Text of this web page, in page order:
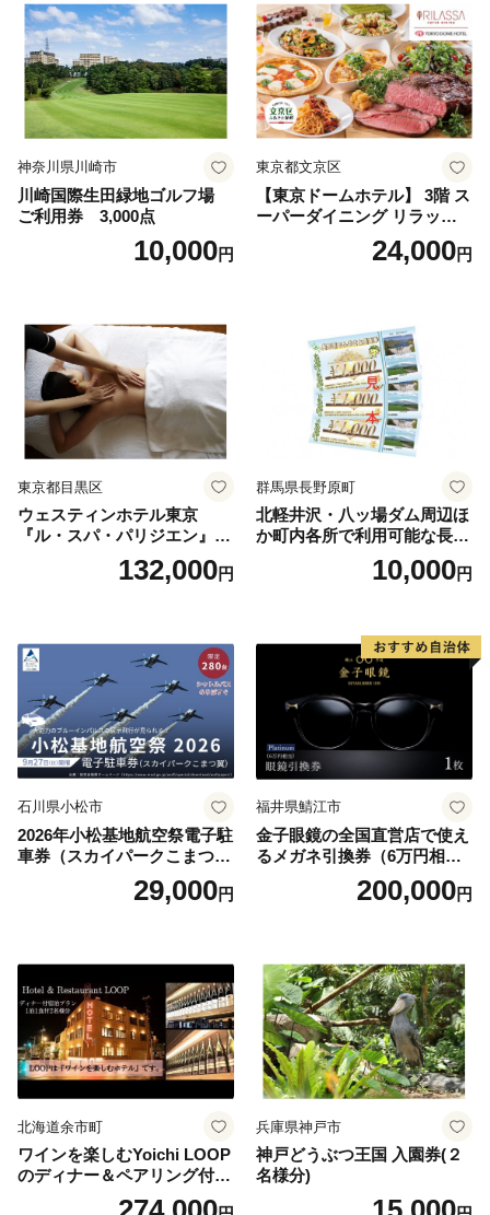
神奈川県川崎市
川崎国際生田緑地ゴルフ場
ご利用券 3,000点
10,000円
東京都文京区
【東京ドームホテル】 3階 ス
ーパーダイニング リラッサ
ランチブッフェ お食事券 大
人1名様分 関東 東京 ご利用
24,000円
東京都目黒区
ウェスティンホテル東京
『ル・スパ・パリジエン』選
べるボディセラピー90分/1名
132,000円
群馬県長野原町
北軽井沢・八ッ場ダム周辺ほ
か町内各所で利用可能な長野
原町ふるさと感謝券（3,000
円分）【トラベル 観光 旅行
10,000円
石川県小松市
2026年小松基地航空祭電子駐
車券（スカイパークこまつ
翼） 駐車場 シャトルバスの
りばすぐ 石川県 小松市
29,000円
福井県鯖江市
金子眼鏡の全国直営店で使え
るメガネ引換券（6万円相
当） Platinum200,000円
北海道余市町
ワインを楽しむYoichi LOOP
のディナー＆ペアリング付宿
泊プラン＜デラックスツイン
兵庫県神戸市
神戸どうぶつ王国 入園券(２
名様分)